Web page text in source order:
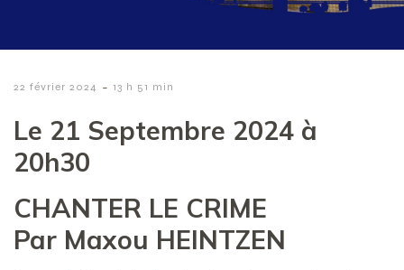
22 février 2024 - 13 h 51 min
Le 21 Septembre 2024 à
20h30
CHANTER LE CRIME
Par Maxou HEINTZEN